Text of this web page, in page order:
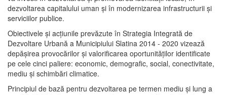
dezvoltarea capitalului uman şi în modernizarea infrastructurii şi
serviciilor publice.
Obiectivele şi acţiunile prevăzute în Strategia Integrată de
Dezvoltare Urbană a Municipiului Slatina 2014 - 2020 vizează
depășirea provocărilor şi valorificarea oportunităţilor identificate
pe cele cinci paliere: economic, demografic, social, conectivitate,
mediu şi schimbări climatice.
Principiul de bază pentru dezvoltarea pe termen mediu şi lung a